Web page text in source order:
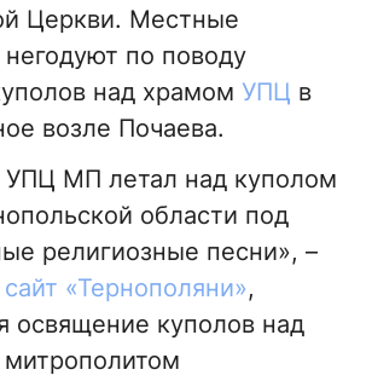
Церкви. Местные
по поводу
над храмом УПЦ в
возле Почаева.
МП летал над куполом
области под
религиозные песни», –
«Тернополяни»,
освящение куполов над